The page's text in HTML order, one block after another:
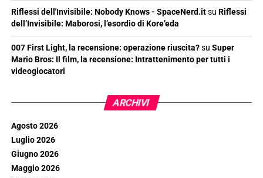
Riflessi dell'Invisibile: Nobody Knows - SpaceNerd.itsu Riflessi
dell’Invisibile: Maborosi, l’esordio di Kore’eda
007 First Light, la recensione: operazione riuscita?su Super
Mario Bros: Il film, la recensione: Intrattenimento per tutti i
videogiocatori
ARCHIVI
Agosto 2026
Luglio 2026
Giugno 2026
Maggio 2026